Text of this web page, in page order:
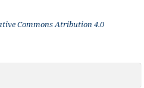
Commons Atribution 4.0